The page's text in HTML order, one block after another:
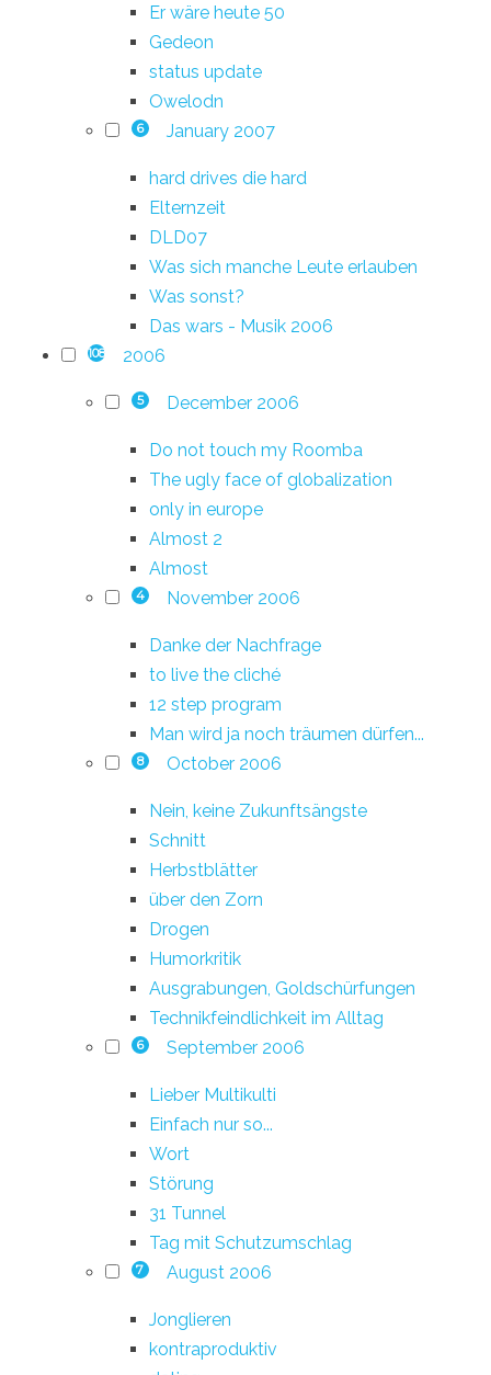
Er wäre heute 50
Gedeon
status update
Owelodn
6 January 2007
hard drives die hard
Elternzeit
DLD07
Was sich manche Leute erlauben
Was sonst?
Das wars - Musik 2006
108 2006
5 December 2006
Do not touch my Roomba
The ugly face of globalization
only in europe
Almost 2
Almost
4 November 2006
Danke der Nachfrage
to live the cliché
12 step program
Man wird ja noch träumen dürfen...
8 October 2006
Nein, keine Zukunftsängste
Schnitt
Herbstblätter
über den Zorn
Drogen
Humorkritik
Ausgrabungen, Goldschürfungen
Technikfeindlichkeit im Alltag
6 September 2006
Lieber Multikulti
Einfach nur so...
Wort
Störung
31 Tunnel
Tag mit Schutzumschlag
7 August 2006
Jonglieren
kontraproduktiv